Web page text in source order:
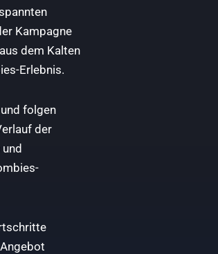
Kampagne
dem Kalten
Erlebnis.
folgen
der